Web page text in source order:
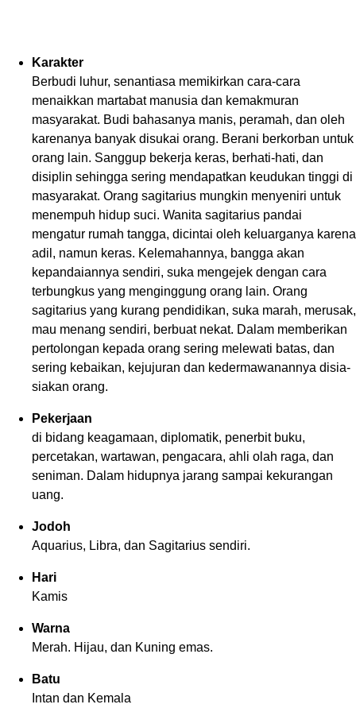
Karakter
Berbudi luhur, senantiasa memikirkan cara-cara
menaikkan martabat manusia dan kemakmuran
masyarakat. Budi bahasanya manis, peramah, dan oleh
karenanya banyak disukai orang. Berani berkorban untuk
orang lain. Sanggup bekerja keras, berhati-hati, dan
disiplin sehingga sering mendapatkan keudukan tinggi di
masyarakat. Orang sagitarius mungkin menyeniri untuk
menempuh hidup suci. Wanita sagitarius pandai
mengatur rumah tangga, dicintai oleh keluarganya karena
adil, namun keras. Kelemahannya, bangga akan
kepandaiannya sendiri, suka mengejek dengan cara
terbungkus yang menginggung orang lain. Orang
sagitarius yang kurang pendidikan, suka marah, merusak,
mau menang sendiri, berbuat nekat. Dalam memberikan
pertolongan kepada orang sering melewati batas, dan
sering kebaikan, kejujuran dan kedermawanannya disia-
siakan orang.
Pekerjaan
di bidang keagamaan, diplomatik, penerbit buku,
percetakan, wartawan, pengacara, ahli olah raga, dan
seniman. Dalam hidupnya jarang sampai kekurangan
uang.
Jodoh
Aquarius, Libra, dan Sagitarius sendiri.
Hari
Kamis
Warna
Merah. Hijau, dan Kuning emas.
Batu
Intan dan Kemala